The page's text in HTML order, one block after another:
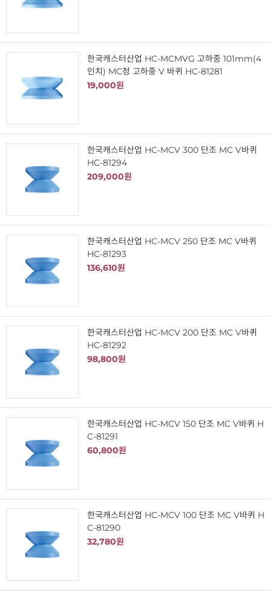
한국캐스터산업 HC-MCMVG 고하중 101mm(4
인치) MC청 고하중 V 바퀴 HC-81281
19,000원
한국캐스터산업 HC-MCV 300 단조 MC V바퀴
HC-81294
209,000원
한국캐스터산업 HC-MCV 250 단조 MC V바퀴
HC-81293
136,610원
한국캐스터산업 HC-MCV 200 단조 MC V바퀴
HC-81292
98,800원
한국캐스터산업 HC-MCV 150 단조 MC V바퀴 H
C-81291
60,800원
한국캐스터산업 HC-MCV 100 단조 MC V바퀴 H
C-81290
32,780원